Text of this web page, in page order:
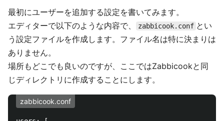
最初にユーザーを追加する設定を書いてみます。
エディターで以下のような内容で、
zabbicook.conf とい
う設定ファイルを作成します。ファイル名は特に決まりは
ありません。
場所もどこでも良いのですが、ここではZabbicookと同
じディレクトリに作成することにします。
zabbicook.conf